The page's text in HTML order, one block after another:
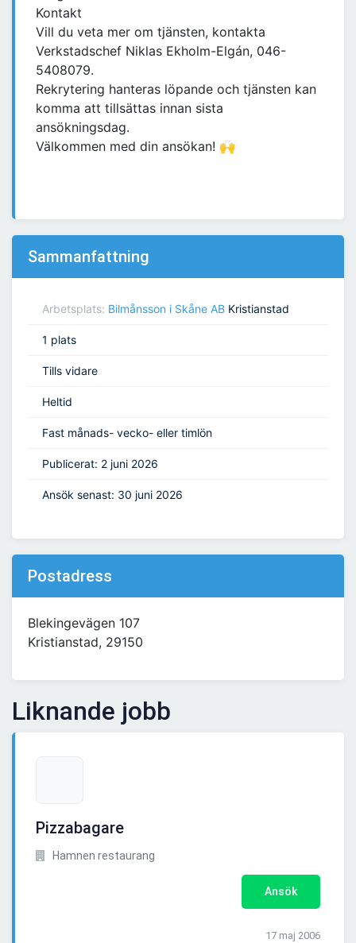
Kontakt
Vill du veta mer om tjänsten, kontakta
Verkstadschef Niklas Ekholm-Elgán, 046-
5408079.
Rekrytering hanteras löpande och tjänsten kan
komma att tillsättas innan sista
ansökningsdag.
Välkommen med din ansökan! 🙌
Sammanfattning
Arbetsplats: Bilmånsson i Skåne AB Kristianstad
1 plats
Tills vidare
Heltid
Fast månads- vecko- eller timlön
Publicerat: 2 juni 2026
Ansök senast: 30 juni 2026
Postadress
Blekingevägen 107
Kristianstad, 29150
Liknande jobb
Pizzabagare
Hamnen restaurang
Ansök
17 maj 2006